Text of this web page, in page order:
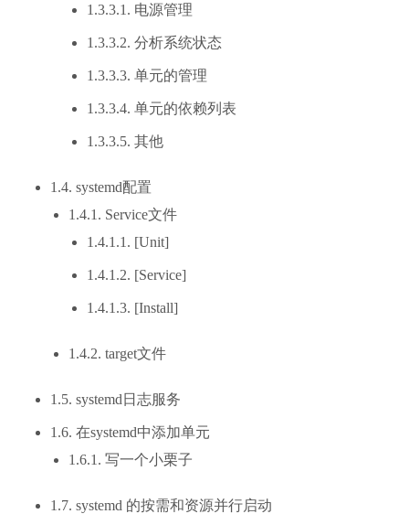
1.3.3.1. 电源管理
1.3.3.2. 分析系统状态
1.3.3.3. 单元的管理
1.3.3.4. 单元的依赖列表
1.3.3.5. 其他
1.4. systemd配置
1.4.1. Service文件
1.4.1.1. [Unit]
1.4.1.2. [Service]
1.4.1.3. [Install]
1.4.2. target文件
1.5. systemd日志服务
1.6. 在systemd中添加单元
1.6.1. 写一个小栗子
1.7. systemd 的按需和资源并行启动